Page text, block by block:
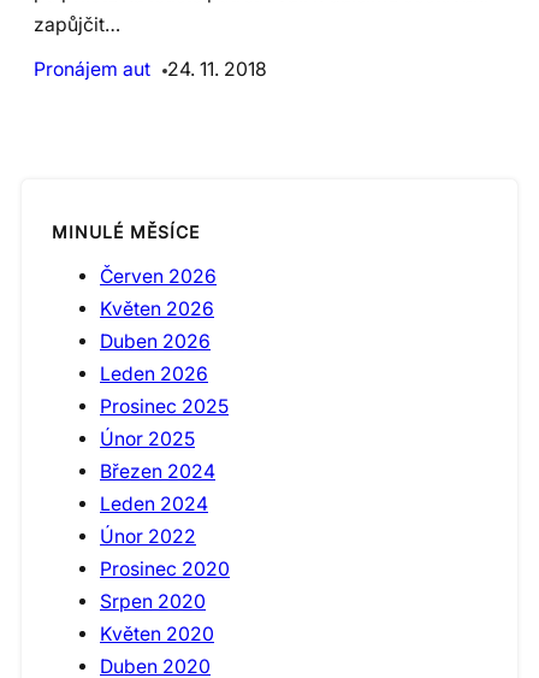
zapůjčit…
Pronájem aut
24. 11. 2018
MINULÉ MĚSÍCE
Červen 2026
Květen 2026
Duben 2026
Leden 2026
Prosinec 2025
Únor 2025
Březen 2024
Leden 2024
Únor 2022
Prosinec 2020
Srpen 2020
Květen 2020
Duben 2020